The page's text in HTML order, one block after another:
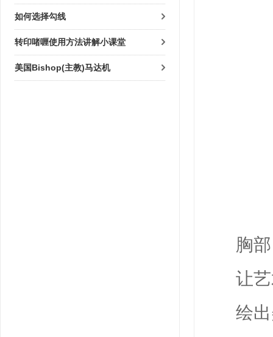
如何选择勾线
转印啫喱使用方法讲解小课堂
美国Bishop(主教)马达机
胸
让
绘